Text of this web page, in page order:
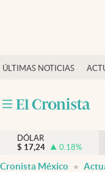
ÚLTIMAS NOTICIAS
Actualidad
Internacionales
Opinión
DÓLAR
$ 17,24 0.18%
Cronista México